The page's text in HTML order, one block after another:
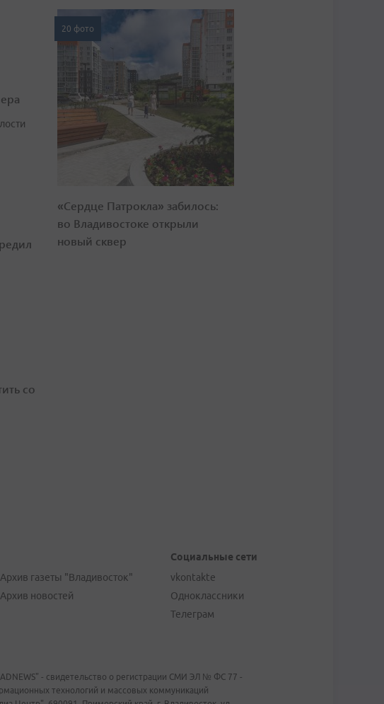
со
20 фото
«Сердце Патрокла» забилось:
во Владивостоке открыли
новый сквер
Архив газеты "Владивосток"
Архив новостей
Социальные сети
vkontakte
Одноклассники
Телеграм
- свидетельство о регистрации СМИ ЭЛ № ФС 77 -
технологий и массовых коммуникаций